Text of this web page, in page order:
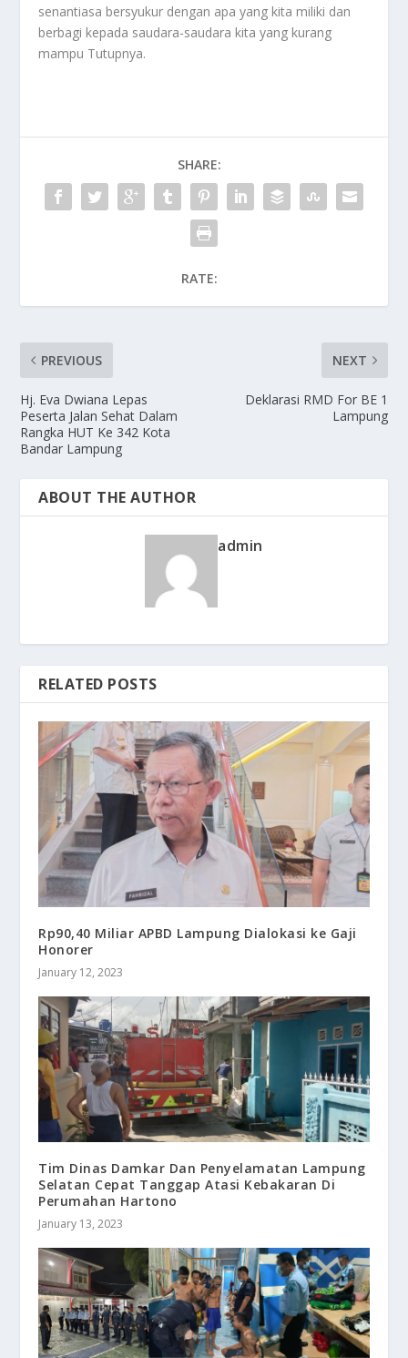
senantiasa bersyukur dengan apa yang kita miliki dan
berbagi kepada saudara-saudara kita yang kurang
mampu Tutupnya.
SHARE:
RATE:
PREVIOUS
Hj. Eva Dwiana Lepas
Peserta Jalan Sehat Dalam
Rangka HUT Ke 342 Kota
Bandar Lampung
NEXT
Deklarasi RMD For BE 1
Lampung
ABOUT THE AUTHOR
admin
RELATED POSTS
Rp90,40 Miliar APBD Lampung Dialokasi ke Gaji
Honorer
January 12, 2023
Tim Dinas Damkar Dan Penyelamatan Lampung
Selatan Cepat Tanggap Atasi Kebakaran Di
Perumahan Hartono
January 13, 2023